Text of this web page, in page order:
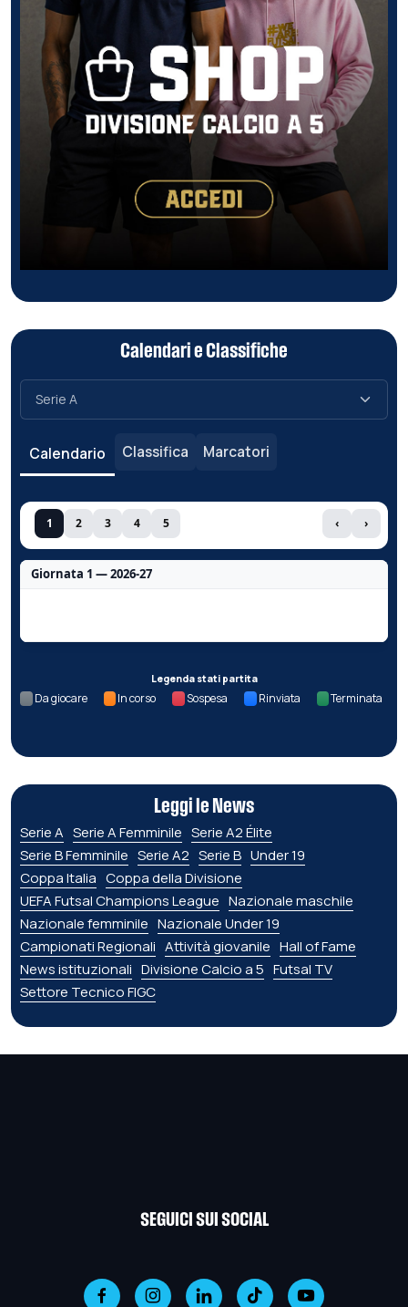
Calendari e Classifiche
Calendario Classifica Marcatori
1 2 3 4 5 ‹ ›
Giornata 1 — 2026-27
Legenda stati partita
Da giocare In corso Sospesa Rinviata Terminata
Leggi le News
Serie A Serie A Femminile Serie A2 Élite
Serie B Femminile Serie A2 Serie B Under 19
Coppa Italia Coppa della Divisione
UEFA Futsal Champions League Nazionale maschile
Nazionale femminile Nazionale Under 19
Campionati Regionali Attività giovanile Hall of Fame
News istituzionali Divisione Calcio a 5 Futsal TV
Settore Tecnico FIGC
SEGUICI SUI SOCIAL